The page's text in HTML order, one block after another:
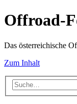
Offroad-
Das österreichische
Zum Inhalt